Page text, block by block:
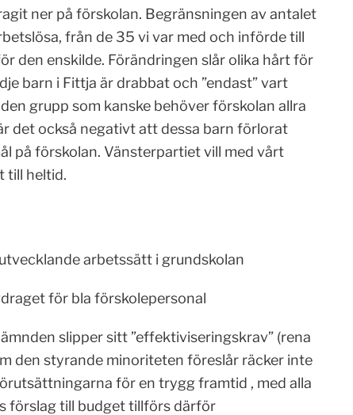
ner på förskolan. Begränsningen av antalet
från de 35 vi var med och införde till
den enskilde. Förändringen slår olika hårt för
barn i Fittja är drabbat och ”endast” vart
grupp som kanske behöver förskolan allra
det också negativt att dessa barn förlorat
på förskolan. Vänsterpartiet vill med vårt
till heltid.
arbetssätt i grundskolan
för bla förskolepersonal
slipper sitt ”effektiviseringskrav” (rena
den styrande minoriteten föreslår räcker inte
för en trygg framtid , med alla
förslag till budget tillförs därför